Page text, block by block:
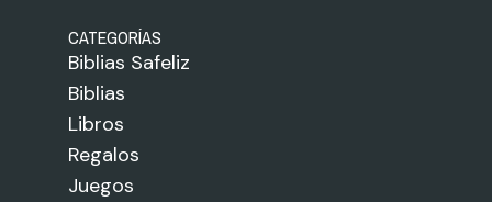
CATEGORÍAS
Biblias Safeliz
Biblias
Libros
Regalos
Juegos